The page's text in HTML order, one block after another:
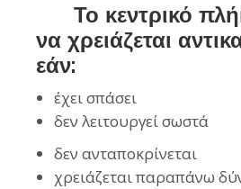
Το κεντρικό
να χρειάζεται
εάν:
έχει σπάσει
δεν λειτουργεί σωστά
δεν ανταποκρίνεται
χρειάζεται παραπάνω